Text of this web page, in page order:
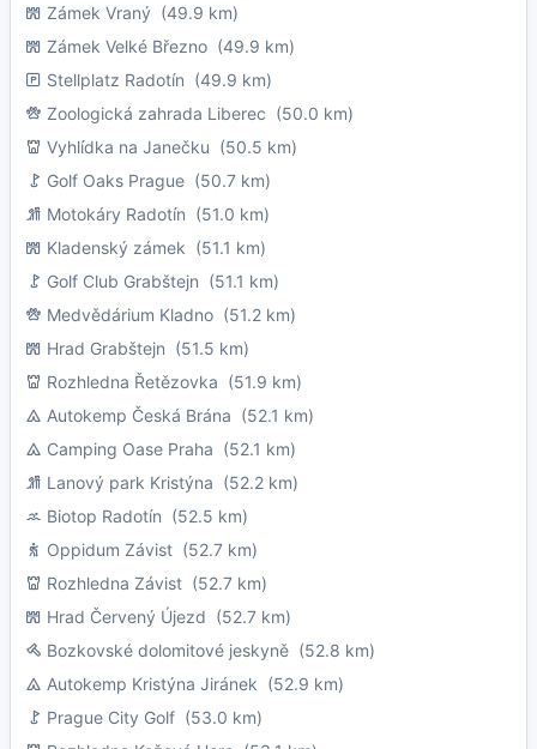
Zámek Vraný (49.9 km)
Zámek Velké Březno (49.9 km)
Stellplatz Radotín (49.9 km)
Zoologická zahrada Liberec (50.0 km)
Vyhlídka na Janečku (50.5 km)
Golf Oaks Prague (50.7 km)
Motokáry Radotín (51.0 km)
Kladenský zámek (51.1 km)
Golf Club Grabštejn (51.1 km)
Medvědárium Kladno (51.2 km)
Hrad Grabštejn (51.5 km)
Rozhledna Řetězovka (51.9 km)
Autokemp Česká Brána (52.1 km)
Camping Oase Praha (52.1 km)
Lanový park Kristýna (52.2 km)
Biotop Radotín (52.5 km)
Oppidum Závist (52.7 km)
Rozhledna Závist (52.7 km)
Hrad Červený Újezd (52.7 km)
Bozkovské dolomitové jeskyně (52.8 km)
Autokemp Kristýna Jiránek (52.9 km)
Prague City Golf (53.0 km)